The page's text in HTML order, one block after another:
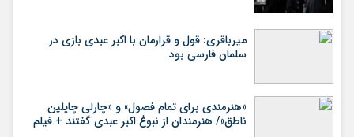
میرباقری: قول و قرارمان با اکبر عبدی بازی در
سلمان فارسی بود
«هنرمندی برای تمام فصول» و «چارلی چاپلین
ناطق»/ هنرمندان از نبوغ اکبر عبدی گفتند + فیلم